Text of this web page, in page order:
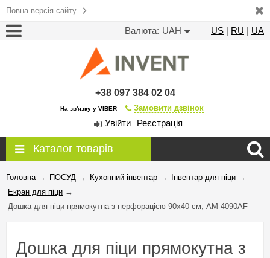
Повна версія сайту
Валюта: UAH US | RU | UA
+38 097 384 02 04
На зв'язку у VIBER Замовити дзвінок
Увійти Реєстрація
Каталог товарів
Головна → ПОСУД → Кухонний інвентар → Інвентар для піци →
Екран для піци →
Дошка для піци прямокутна з перфорацією 90х40 см, AM-4090AF
Дошка для піци прямокутна з